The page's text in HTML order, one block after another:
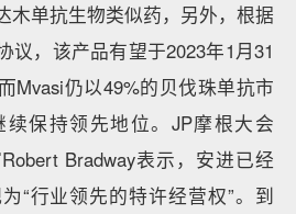
木单抗生物类似药，另外，根据
议，该产品有望于2023年1月31
Mvasi仍以49%的贝伐珠单抗市
保持领先地位。JP摩根大会
Bradway表示，安进已经
“行业领先的特许经营权”。到